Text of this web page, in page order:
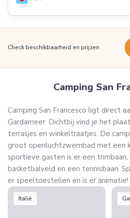
Check beschikbaarheid en prijzen
Camping San
Camping San Francesco ligt direct
Gardameer. Dichtbij vind je het
terrasjes en winkeltraatjes. De
groot openluchtzwembad met een
sportieve gasten is er een
basketbalveld en een tennisbaan.
er speeltoestellen en is er animatie!
Italië